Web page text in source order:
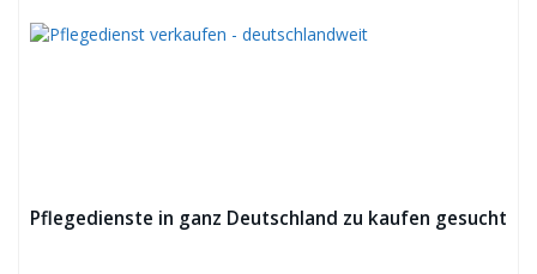
Pflegedienste in ganz Deutschland zu kaufen gesucht